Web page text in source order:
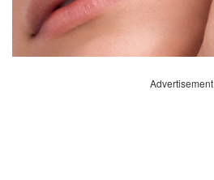
Advertisement